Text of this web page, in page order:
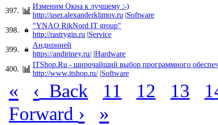
397.
Изменим Окна к лучшему :-)
http://user.alexanderklimov.ru |Software
398.
"YNAO RikNord IT group"
http://rastrygin.ru |Service
399.
Андириней
https://andiriney.ru/ |Hardware
400.
ITShop.Ru - широчайший выбор программного
http://www.itshop.ru/ |Software
« ‹ Back 11 12 13
Forward › »